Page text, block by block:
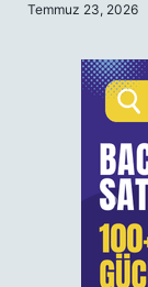
Temmuz 23, 2026